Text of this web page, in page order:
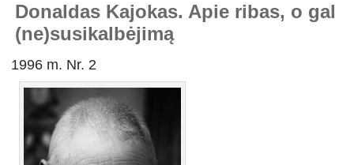
Donaldas Kajokas. Apie ribas, o gal
(ne)susikalbėjimą
1996 m. Nr. 2